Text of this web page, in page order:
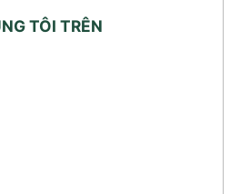
TÔI TRÊN